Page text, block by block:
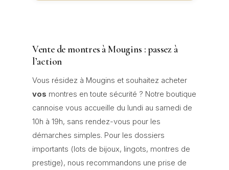
Vente de montres à Mougins : passez à
l’action
Vous résidez à Mougins et souhaitez acheter
vos montres en toute sécurité ? Notre boutique
cannoise vous accueille du lundi au samedi de
10h à 19h, sans rendez-vous pour les
démarches simples. Pour les dossiers
importants (lots de bijoux, lingots, montres de
prestige), nous recommandons une prise de